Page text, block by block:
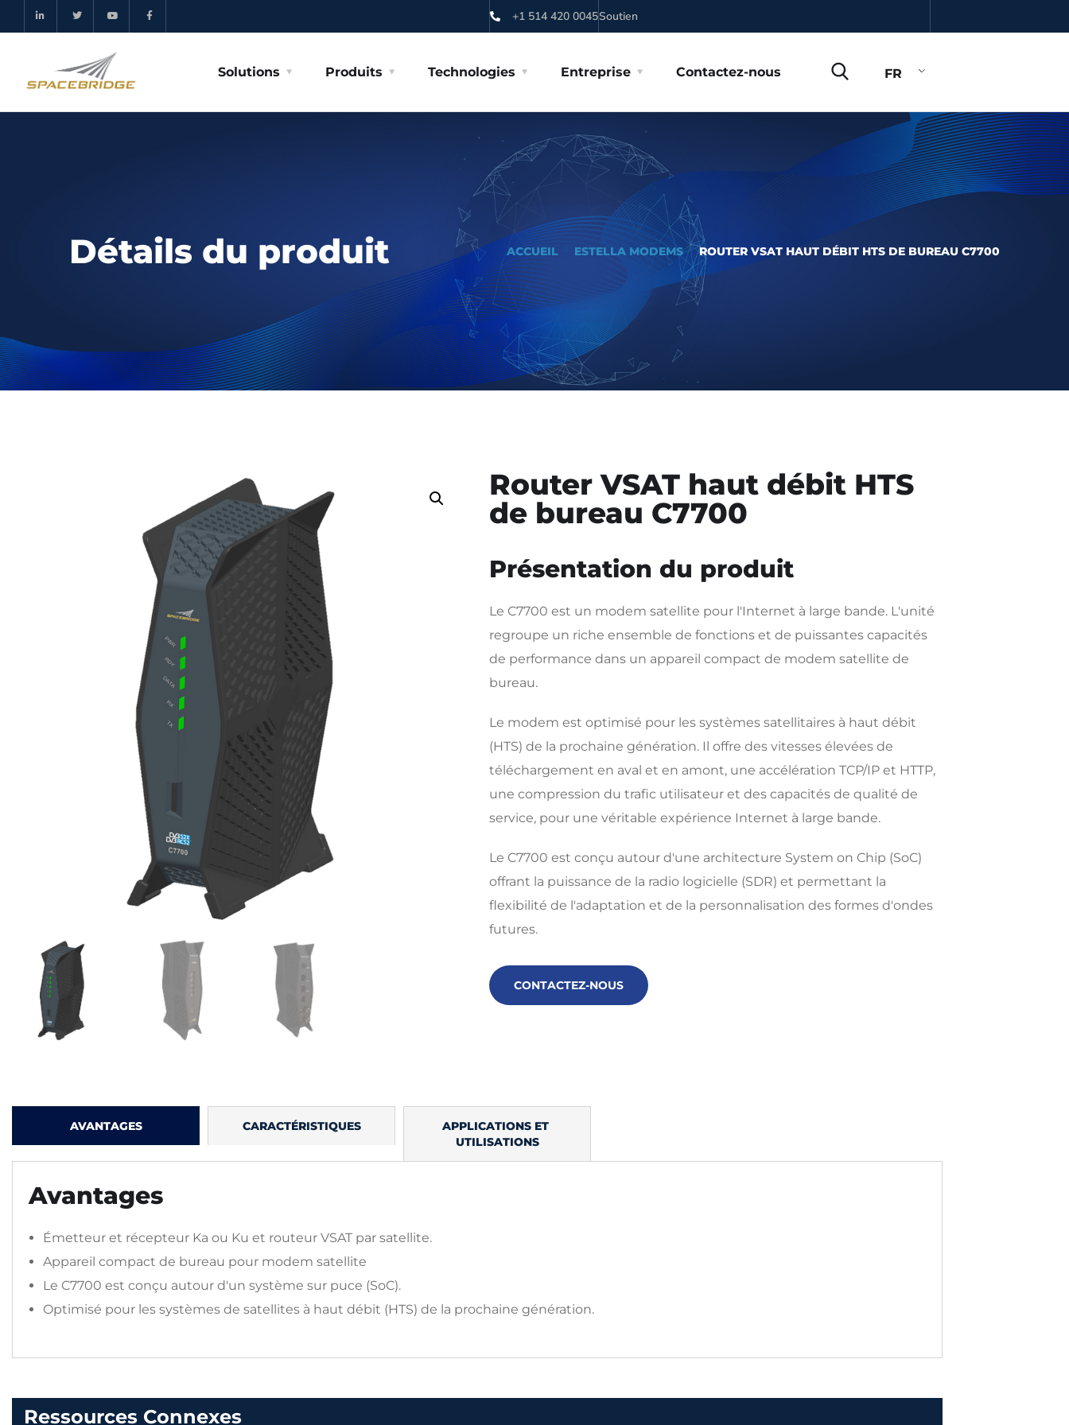
+1 514 420 0045Soutien
Solutions Produits Technologies Entreprise Contactez-nous FR
Détails du produit ACCUEIL ESTELLA MODEMS ROUTER VSAT HAUT DÉBIT HTS DE BUREAU C7700
Router VSAT haut débit HTS
de bureau C7700
Présentation du produit
Le C7700 est un modem satellite pour l'Internet à large bande. L'unité
regroupe un riche ensemble de fonctions et de puissantes capacités
de performance dans un appareil compact de modem satellite de
bureau.
Le modem est optimisé pour les systèmes satellitaires à haut débit
(HTS) de la prochaine génération. Il offre des vitesses élevées de
téléchargement en aval et en amont, une accélération TCP/IP et HTTP,
une compression du trafic utilisateur et des capacités de qualité de
service, pour une véritable expérience Internet à large bande.
Le C7700 est conçu autour d'une architecture System on Chip (SoC)
offrant la puissance de la radio logicielle (SDR) et permettant la
flexibilité de l'adaptation et de la personnalisation des formes d'ondes
futures.
CONTACTEZ-NOUS
AVANTAGES CARACTÉRISTIQUES
APPLICATIONS ET
UTILISATIONS
Avantages
Émetteur et récepteur Ka ou Ku et routeur VSAT par satellite.
Appareil compact de bureau pour modem satellite
Le C7700 est conçu autour d'un système sur puce (SoC).
Optimisé pour les systèmes de satellites à haut débit (HTS) de la prochaine génération.
Ressources Connexes